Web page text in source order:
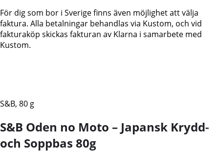
För dig som bor i Sverige finns även möjlighet att välja
faktura. Alla betalningar behandlas via Kustom, och vid
fakturaköp skickas fakturan av Klarna i samarbete med
Kustom.
S&B, 80 g
S&B Oden no Moto – Japansk Krydd-
och Soppbas 80g